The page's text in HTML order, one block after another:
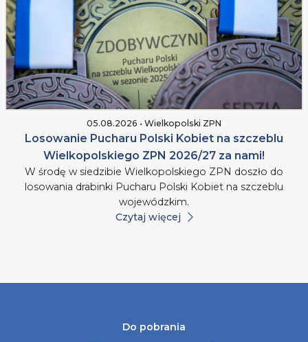
05.08.2026 • Wielkopolski ZPN
Losowanie Pucharu Polski Kobiet na szczeblu
Wielkopolskiego ZPN 2026/27 za nami!
W środę w siedzibie Wielkopolskiego ZPN doszło do
losowania drabinki Pucharu Polski Kobiet na szczeblu
wojewódzkim.
Czytaj więcej
Do pobrania